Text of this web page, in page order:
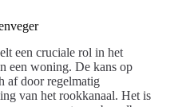
een cruciale rol in het
een woning. De kans op
af door regelmatig
van het rookkanaal. Het is